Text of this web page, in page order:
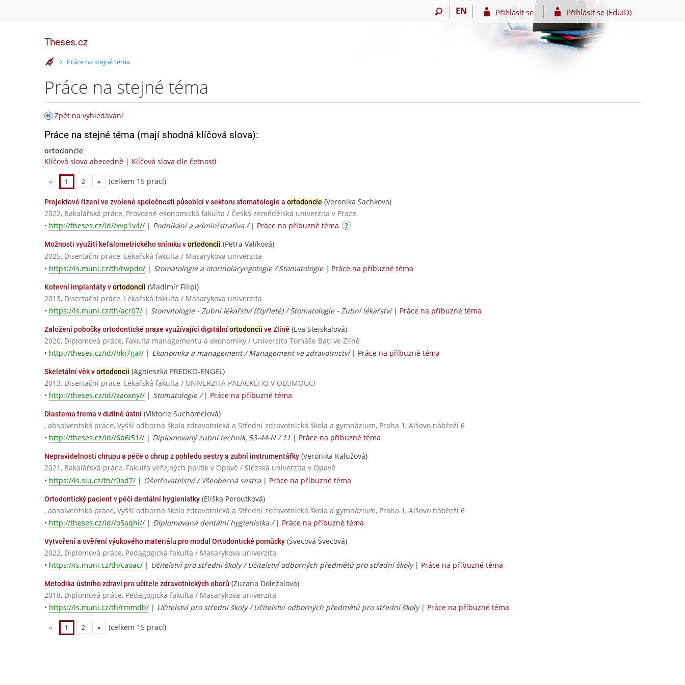
EN Přihlásit se Přihlásit se (EduID)
Theses.cz
>Práce na stejné téma
Práce na stejné téma
Zpět na vyhledávání
Práce na stejné téma (mají shodná klíčová slova):
ortodoncie
Klíčová slova abecedně | Klíčová slova dle četnosti
« 1 2 » (celkem 15 prací)
Projektové řízení ve zvolené společnosti působící v sektoru stomatologie a ortodoncie (Veronika Sachkova)
2022, Bakalářská práce, Provozně ekonomická fakulta / Česká zemědělská univerzita v Praze
• http://theses.cz/id//xvp1v4// | Podnikání a administrativa / | Práce na příbuzné téma
Možnosti využití kefalometrického snímku vortodoncii (Petra Valíková)
2025, Disertační práce, Lékařská fakulta / Masarykova univerzita
• https://is.muni.cz/th/rwpdo/ | Stomatologie a otorinolaryngologie / Stomatologie| Práce na příbuzné téma
Kotevní implantáty vortodoncii (Vladimír Filipi)
2013, Disertační práce, Lékařská fakulta / Masarykova univerzita
• https://is.muni.cz/th/acr07/ | Stomatologie - Zubní lékařství (čtyřleté) / Stomatologie - Zubní lékařství| Práce na příbuzné téma
Založení pobočky ortodontické praxe využívající digitálníortodoncii ve Zlíně (Eva Stejskalová)
2020, Diplomová práce, Fakulta managementu a ekonomiky / Univerzita Tomáše Bati ve Zlíně
• http://theses.cz/id//hkj7ga// | Ekonomika a management / Management ve zdravotnictví| Práce na příbuzné téma
Skeletální věk vortodoncii (Agnieszka PREDKO-ENGEL)
2013, Disertační práce, Lékařská fakulta / UNIVERZITA PALACKÉHO V OLOMOUCI
• http://theses.cz/id//zaoxny// | Stomatologie / | Práce na příbuzné téma
Diastema trema v dutině ústní (Viktorie Suchomelová)
, absolventská práce, Vyšší odborná škola zdravotnická a Střední zdravotnická škola a gymnázium, Praha 1, Alšovo nábřeží 6
• http://theses.cz/id//6b6i51// | Diplomovaný zubní technik, 53-44-N / 11 | Práce na příbuzné téma
Nepravidelnosti chrupu a péče o chrup z pohledu sestry a zubní instrumentářky (Veronika Kalužová)
2021, Bakalářská práce, Fakulta veřejných politik v Opavě / Slezská univerzita v Opavě
• https://is.slu.cz/th/r0ad7/ | Ošetřovatelství / Všeobecná sestra | Práce na příbuzné téma
Ortodontický pacient v péči dentální hygienistky (Eliška Peroutková)
, absolventská práce, Vyšší odborná škola zdravotnická a Střední zdravotnická škola a gymnázium, Praha 1, Alšovo nábřeží 6
• http://theses.cz/id//o5aqhi// | Diplomovaná dentální hygienistka / | Práce na příbuzné téma
Vytvoření a ověření výukového materiálu pro modul Ortodontické pomůcky (Švecová Švecová)
2022, Diplomová práce, Pedagogická fakulta / Masarykova univerzita
• https://is.muni.cz/th/caoac/ | Učitelství pro střední školy / Učitelství odborných předmětů pro střední školy| Práce na příbuzné téma
Metodika ústního zdraví pro učitele zdravotnických oborů (Zuzana Doležalová)
2018, Diplomová práce, Pedagogická fakulta / Masarykova univerzita
• https://is.muni.cz/th/rmmdb/ | Učitelství pro střední školy / Učitelství odborných předmětů pro střední školy| Práce na příbuzné téma
« 1 2 » (celkem 15 prací)